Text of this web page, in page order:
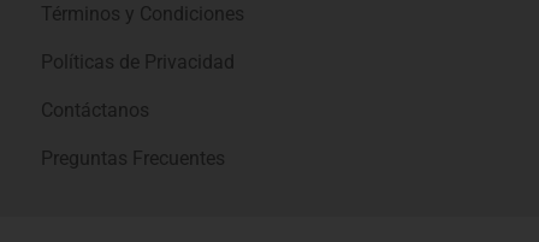
Términos y Condiciones
Políticas de Privacidad
Contáctanos
Preguntas Frecuentes